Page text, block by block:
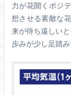
力が花開くポジ
想させる素敵な
来が待ち遠しい
歩みが少し足踏み